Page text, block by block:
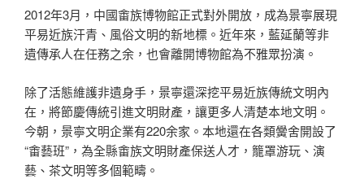
2012年3月，中國畬族博物館正式對外開放，成為景寧展現
平易近族汗青、風俗文明的新地標。近年來，藍延蘭等非
遺傳承人在任務之余，也會離開博物館為不雅眾扮演。
除了活態維護非遺身手，景寧還深挖平易近族傳統文明內
在，將節慶傳統引進文明財產，讓更多人清楚本地文明。
今朝，景寧文明企業有220余家。本地還在各類黌舍開設了
“畬藝班”，為全縣畬族文明財產保送人才，籠罩游玩、演
藝、茶文明等多個範疇。